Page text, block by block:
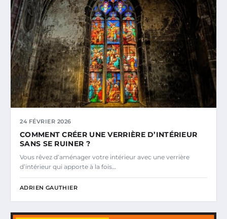
24 FÉVRIER 2026
COMMENT CRÉER UNE VERRIÈRE D’INTÉRIEUR
SANS SE RUINER ?
Vous rêvez d’aménager votre intérieur avec une verrière
d’intérieur qui apporte à la fois…
ADRIEN GAUTHIER